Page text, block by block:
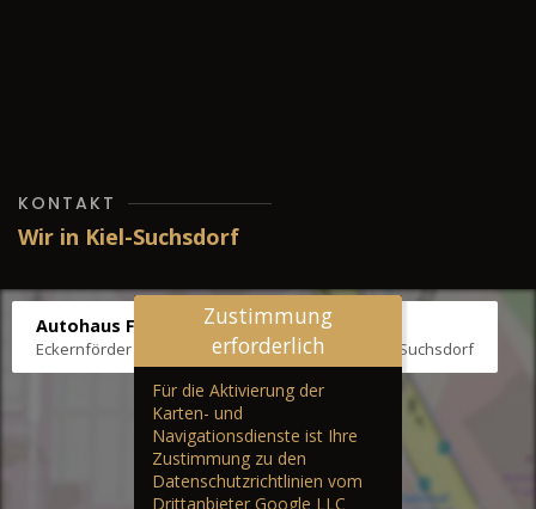
KONTAKT
Wir in Kiel-Suchsdorf
Autohaus Fräter
Eckernförder Str. /Klausbrooker Weg 1, 24107 Kiel-Suchsdorf
Zustimmung
erforderlich
Für die Aktivierung der
Karten- und
Navigationsdienste ist Ihre
Zustimmung zu den
Datenschutzrichtlinien vom
Drittanbieter Google LLC